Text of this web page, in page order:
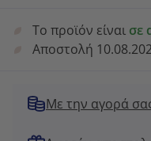
Το προϊόν είναι σε
Αποστολή
Με την αγορά